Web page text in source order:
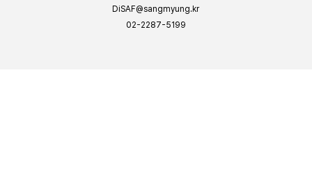
DiSAF@sangmyung.kr
02-2287-5199